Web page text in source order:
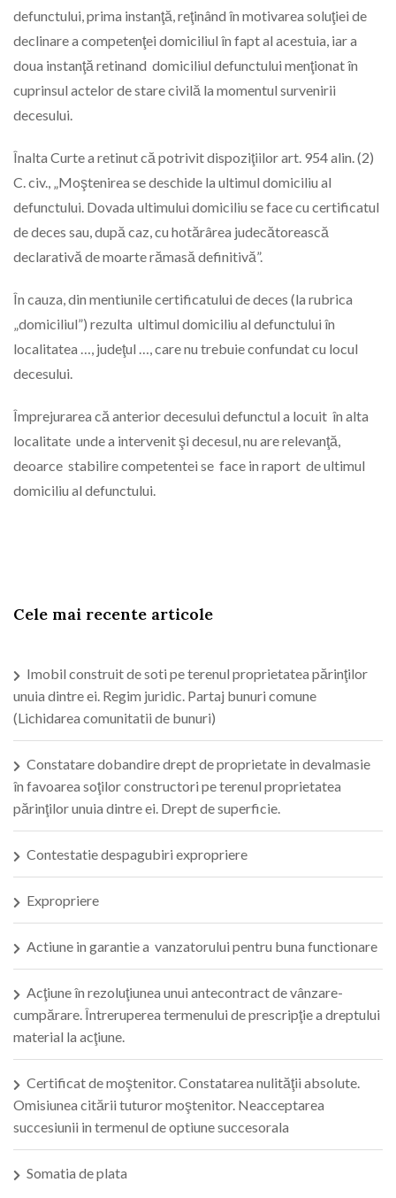
defunctului, prima instanţă, reţinând în motivarea soluţiei de
declinare a competenţei domiciliul în fapt al acestuia, iar a
doua instanţă retinand domiciliul defunctului menţionat în
cuprinsul actelor de stare civilă la momentul survenirii
decesului.
Înalta Curte a retinut că potrivit dispoziţiilor art. 954 alin. (2)
C. civ., „Moştenirea se deschide la ultimul domiciliu al
defunctului. Dovada ultimului domiciliu se face cu certificatul
de deces sau, după caz, cu hotărârea judecătorească
declarativă de moarte rămasă definitivă”.
În cauza, din mentiunile certificatului de deces (la rubrica
„domiciliul”) rezulta ultimul domiciliu al defunctului în
localitatea …, judeţul …, care nu trebuie confundat cu locul
decesului.
Împrejurarea că anterior decesului defunctul a locuit în alta
localitate unde a intervenit şi decesul, nu are relevanţă,
deoarce stabilire competentei se face in raport de ultimul
domiciliu al defunctului.
Cele mai recente articole
Imobil construit de soti pe terenul proprietatea părinţilor
unuia dintre ei. Regim juridic. Partaj bunuri comune
(Lichidarea comunitatii de bunuri)
Constatare dobandire drept de proprietate in devalmasie
în favoarea soţilor constructori pe terenul proprietatea
părinţilor unuia dintre ei. Drept de superficie.
Contestatie despagubiri expropriere
Expropriere
Actiune in garantie a vanzatorului pentru buna functionare
Acţiune în rezoluţiunea unui antecontract de vânzare-
cumpărare. Întreruperea termenului de prescripţie a dreptului
material la acţiune.
Certificat de moştenitor. Constatarea nulităţii absolute.
Omisiunea citării tuturor moştenitor. Neacceptarea
succesiunii in termenul de optiune succesorala
Somatia de plata